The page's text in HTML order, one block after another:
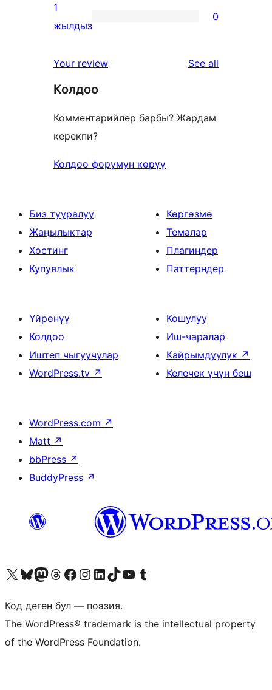
2-
star
0
star
1
жылдыз
0
Your review See all
Колдоо
Комментарийлер барбы? Жардам
керекпи?
Колдоо форумун көрүү
Биз тууралуу
Жаңылыктар
Хостинг
Купуялык
Көргөзмө
Темалар
Плагиндер
Паттерндер
Үйрөнүү
Колдоо
Иштеп чыгуучулар
WordPress.tv ↗
Кошулуу
Иш-чаралар
Кайрымдуулук ↗
Келечек үчүн беш
WordPress.com ↗
Matt ↗
bbPress ↗
BuddyPress ↗
Visit our X (formerly Twitter) account
Visit our Bluesky account
Биздин Mastodon түрмөгүбүзгө баш багыңыз
Visit our Threads account
Биздин Facebook баракчабызга кириңиз
Биздин Instagram баракчабызга баш багыңыз
Биздин LinkedIn баракчабызга баш багыңыз
Visit our TikTok account
Visit our YouTube channel
Visit our Tumblr account
Код деген бул — поэзия.
The WordPress® trademark is the intellectual property
of the WordPress Foundation.